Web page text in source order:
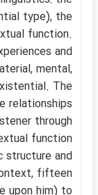
type), the
function.
and
mental,
The
relationships
through
function
structure and
fifteen
upon him) to